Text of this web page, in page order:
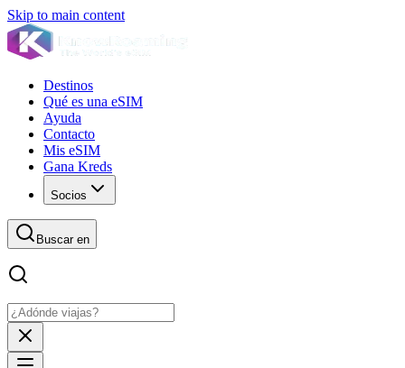
Skip to main content
Destinos
Qué es una eSIM
Ayuda
Contacto
Mis eSIM
Gana Kreds
Socios
Buscar en